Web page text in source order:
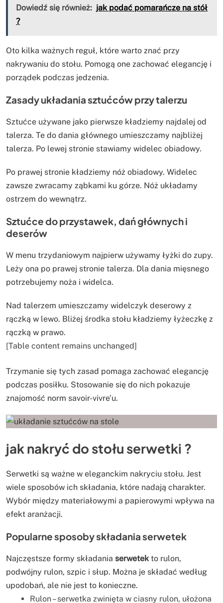
Dowiedź się również: jak podać pomarańcze na stół
?
Oto kilka ważnych reguł, które warto znać przy
nakrywaniu do stołu. Pomogą one zachować elegancję i
porządek podczas jedzenia.
Zasady układania sztućców przy talerzu
Sztućce używane jako pierwsze kładziemy najdalej od
talerza. Te do dania głównego umieszczamy najbliżej
talerza. Po lewej stronie stawiamy widelec obiadowy.
Po prawej stronie kładziemy nóż obiadowy. Widelec
zawsze zwracamy ząbkami ku górze. Nóż układamy
ostrzem do wewnątrz.
Sztućce do przystawek, dań głównych i
deserów
W menu trzydaniowym najpierw używamy łyżki do zupy.
Leży ona po prawej stronie talerza. Dla dania mięsnego
potrzebujemy noża i widelca.
Nad talerzem umieszczamy widelczyk deserowy z
rączką w lewo. Bliżej środka stołu kładziemy łyżeczkę z
rączką w prawo.
[Table content remains unchanged]
Trzymanie się tych zasad pomaga zachować elegancję
podczas posiłku. Stosowanie się do nich pokazuje
znajomość norm savoir-vivre’u.
jak nakryć do stołu serwetki ?
Serwetki są ważne w eleganckim nakryciu stołu. Jest
wiele sposobów ich składania, które nadają charakter.
Wybór między materiałowymi a papierowymi wpływa na
efekt aranżacji.
Popularne sposoby składania serwetek
Najczęstsze formy składania serwetekto rulon,
podwójny rulon, szpic i słup. Można je składać według
upodobań, ale nie jest to konieczne.
Rulon – serwetka zwinięta w ciasny rulon, ułożona